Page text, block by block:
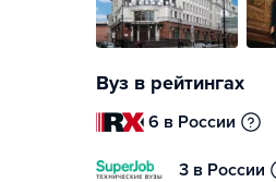
Вуз в рейтингах
6 в России
3 в России